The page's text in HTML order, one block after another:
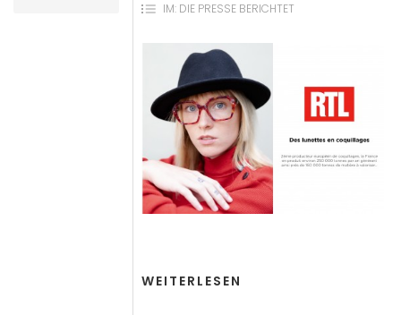
IM: DIE PRESSE BERICHTET
WEITERLESEN